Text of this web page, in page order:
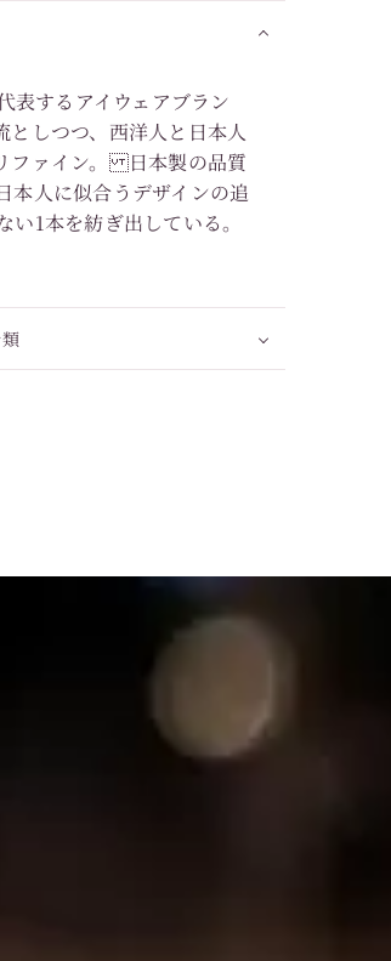
表するアイウェアブラン
しつつ、西洋人と日本人
ファイン。 日本製の品質
本人に似合うデザインの追
1本を紡ぎ出している。